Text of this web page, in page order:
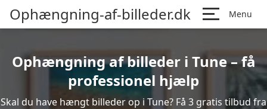
Ophængning-af-billeder.dk Menu
Ophængning af billeder i Tune – få
professionel hjælp
Skal du have hængt billeder op i Tune? Få 3 gratis tilbud fra